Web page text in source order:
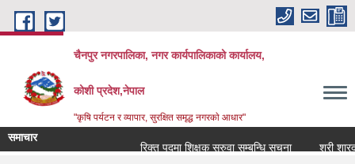
Skip to main content
चैनपुर नगरपालिका, नगर कार्यपालिकाको कार्यालय,
कोशी प्रदेश,नेपाल
"कृषि पर्यटन र व्यापार, सुरक्षित समृद्ध नगरकाे आधार"
समाचार
रिक्त पदमा शिक्षक सरुवा सम्बन्धि सूचना
श्री